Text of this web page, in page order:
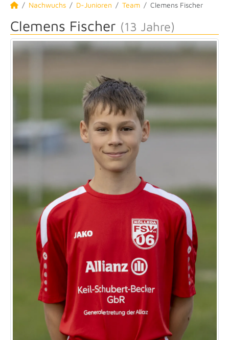
Nachwuchs D-Junioren Team Clemens Fischer
Clemens Fischer (13 Jahre)